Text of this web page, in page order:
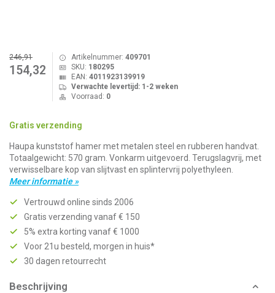
246,91
154,32
Artikelnummer: 409701
SKU: 180295
EAN: 4011923139919
Verwachte levertijd: 1-2 weken
Voorraad: 0
Gratis verzending
Haupa kunststof hamer met metalen steel en rubberen handvat.
Totaalgewicht: 570 gram. Vonkarm uitgevoerd. Terugslagvrij, met
verwisselbare kop van slijtvast en splintervrij polyethyleen.
Meer informatie »
Vertrouwd online sinds 2006
Gratis verzending vanaf € 150
5% extra korting vanaf € 1000
Voor 21u besteld, morgen in huis*
30 dagen retourrecht
Beschrijving